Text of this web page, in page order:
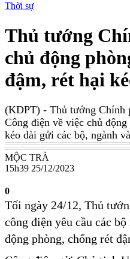
Thời sự
Thủ tướng
chủ động
đậm, rét hại
(KDPT) - Thủ tướng Chính
Công điện về việc chủ
kéo dài gửi các bộ, ngành
MỘC TRÀ
15h39 25/12/2023
0
Tối ngày 24/12, Thủ
công điện yêu cầu các
động phòng, chống rét